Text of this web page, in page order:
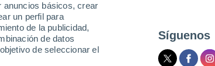
anuncios básicos, crear
un perfil para
de la publicidad,
de datos
de seleccionar el
Síguenos